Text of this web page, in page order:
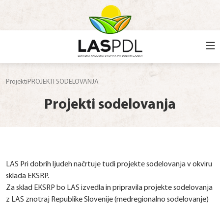
ProjektiPROJEKTI SODELOVANJA
Projekti sodelovanja
LAS Pri dobrih ljudeh načrtuje tudi projekte sodelovanja v okviru
sklada EKSRP.
Za sklad EKSRP bo LAS izvedla in pripravila projekte sodelovanja
z LAS znotraj Republike Slovenije (medregionalno sodelovanje)